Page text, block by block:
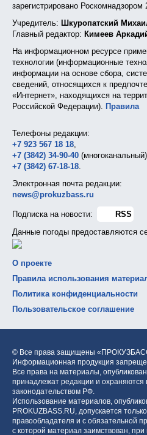
зарегистрировано Роскомнадзором
Учредитель: Шкуропатский
Главный редактор: Кимеев
На информационном ресурсе
технологии (информационные
информации на основе сбора,
сведений, относящихся к
«Интернет», находящихся на
Российской Федерации). Правила
Телефоны редакции:
+7 923 567 18 18,
+7 (3842) 34-90-40
+7 (3842) 67-18-18.
Электронная почта редакции:
news@prokuzbass.ru
Подписка на новости:
RSS
Данные погоды предоставляются
О проекте
Правила использования
Политика конфиденциальности
Пользовательское соглашение
© Все права защищены
Информационная продукция
Все права на материалы,
принадлежат редакции и охраняются
законодательством РФ.
Использование материалов,
PROKUZBASS.RU, допускается
правообладателя и с обязательной
с которой материал заимствован,